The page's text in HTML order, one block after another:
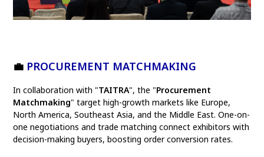
💼 PROCUREMENT MATCHMAKING
In collaboration with "TAITRA", the "Procurement
Matchmaking" target high-growth markets like Europe,
North America, Southeast Asia, and the Middle East. One-on-
one negotiations and trade matching connect exhibitors with
decision-making buyers, boosting order conversion rates.